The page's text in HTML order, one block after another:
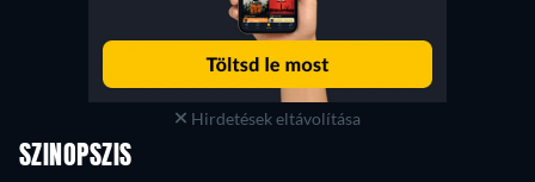
Hirdetések eltávolítása
SZINOPSZIS